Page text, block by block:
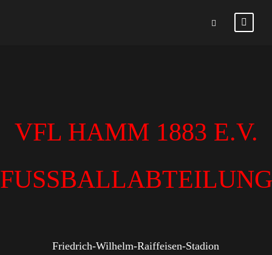
VFL HAMM 1883 E.V.
FUSSBALLABTEILUNG
Friedrich-Wilhelm-Raiffeisen-Stadion